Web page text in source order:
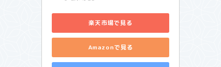
楽天市場で見る
Amazonで見る